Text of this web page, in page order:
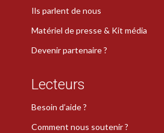
Ils parlent de nous
Matériel de presse & Kit média
Devenir partenaire ?
Lecteurs
Besoin d’aide ?
Comment nous soutenir ?